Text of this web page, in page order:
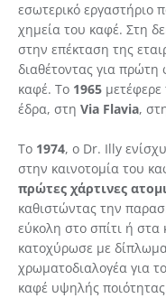
εσωτερικό εργαστήριο
χημεία του καφέ. Στη
στην επέκταση της
διαθέτοντας για πρώτη
καφέ. Το 1965
έδρα, στη Via Flavia,
Το 1974, ο Dr. Illy
στην καινοτομία του
πρώτες χάρτινες
καθιστώντας την
εύκολη στο σπίτι ή στα
κατοχύρωσε με
χρωματοδιαλογέα για
καφέ υψηλής